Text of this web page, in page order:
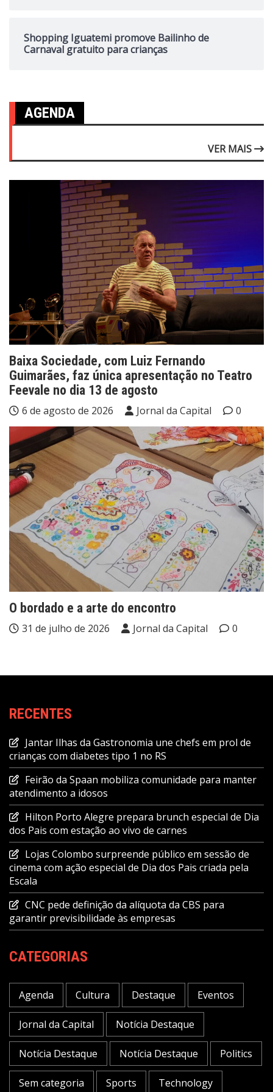
Shopping Iguatemi promove Bailinho de
Carnaval gratuito para crianças
AGENDA
VER MAIS
Baixa Sociedade, com Luiz Fernando
Guimarães, faz única apresentação no Teatro
Feevale no dia 13 de agosto
6 de agosto de 2026 Jornal da Capital 0
O bordado e a arte do encontro
31 de julho de 2026 Jornal da Capital 0
RECENTES
Jantar Ilhas da Gastronomia une chefs em prol de
crianças com diabetes tipo 1 no RS
Feirão da Spaan mobiliza comunidade para manter
atendimento a idosos
Hilton Porto Alegre prepara brunch especial de Dia
dos Pais com estação ao vivo de carnes
Lojas Colombo surpreende público em sessão de
cinema com ação especial de Dia dos Pais criada pela
Escala
CNC pede definição da alíquota da CBS para
garantir previsibilidade às empresas
CATEGORIAS
Agenda Cultura Destaque Eventos
Jornal da Capital Notícia Destaque
Notícia Destaque Notícia Destaque Politics
Sem categoria Sports Technology